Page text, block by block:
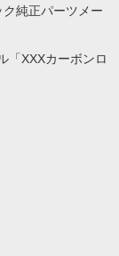
純正パーツメー
「XXXカーボンロ